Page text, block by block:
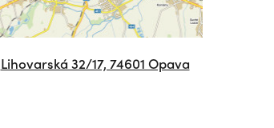
Lihovarská 32/17, 74601 Opava